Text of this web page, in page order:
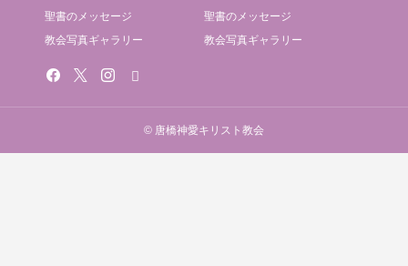
聖書のメッセージ
教会写真ギャラリー
聖書のメッセージ
教会写真ギャラリー
© 唐橋神愛キリスト教会